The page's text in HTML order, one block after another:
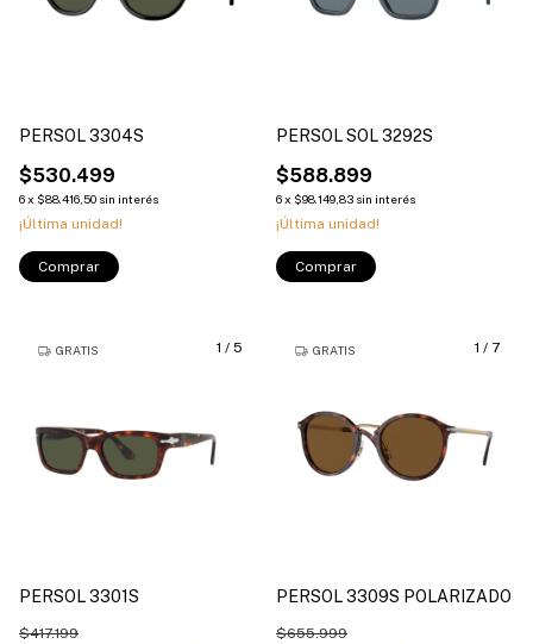
PERSOL 3304S
$530.499
6x $88.416,50 sin interés
¡Última unidad!
Comprar
PERSOL SOL 3292S
$588.899
6x $98.149,83 sin interés
¡Última unidad!
Comprar
1 / 5
GRATIS
PERSOL 3301S
$417.199
1 / 7
GRATIS
PERSOL 3309S POLARIZADO
$655.999